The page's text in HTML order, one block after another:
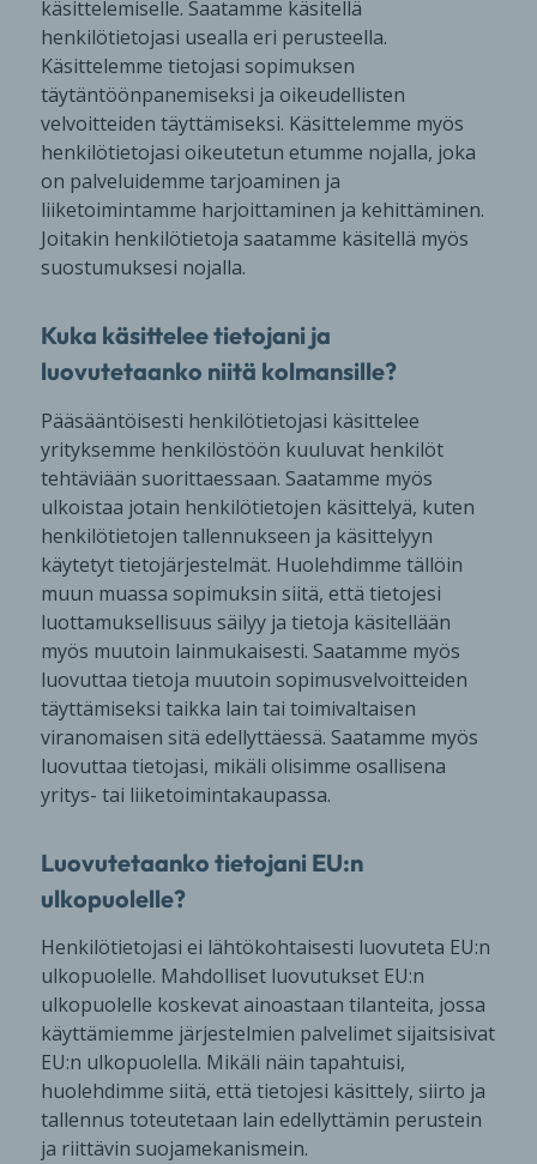
käsittelemiselle. Saatamme käsitellä
henkilötietojasi usealla eri perusteella.
Käsittelemme tietojasi sopimuksen
täytäntöönpanemiseksi ja oikeudellisten
velvoitteiden täyttämiseksi. Käsittelemme myös
henkilötietojasi oikeutetun etumme nojalla, joka
on palveluidemme tarjoaminen ja
liiketoimintamme harjoittaminen ja kehittäminen.
Joitakin henkilötietoja saatamme käsitellä myös
suostumuksesi nojalla.
Kuka käsittelee tietojani ja
luovutetaanko niitä kolmansille?
Pääsääntöisesti henkilötietojasi käsittelee
yrityksemme henkilöstöön kuuluvat henkilöt
tehtäviään suorittaessaan. Saatamme myös
ulkoistaa jotain henkilötietojen käsittelyä, kuten
henkilötietojen tallennukseen ja käsittelyyn
käytetyt tietojärjestelmät. Huolehdimme tällöin
muun muassa sopimuksin siitä, että tietojesi
luottamuksellisuus säilyy ja tietoja käsitellään
myös muutoin lainmukaisesti. Saatamme myös
luovuttaa tietoja muutoin sopimusvelvoitteiden
täyttämiseksi taikka lain tai toimivaltaisen
viranomaisen sitä edellyttäessä. Saatamme myös
luovuttaa tietojasi, mikäli olisimme osallisena
yritys- tai liiketoimintakaupassa.
Luovutetaanko tietojani EU:n
ulkopuolelle?
Henkilötietojasi ei lähtökohtaisesti luovuteta EU:n
ulkopuolelle. Mahdolliset luovutukset EU:n
ulkopuolelle koskevat ainoastaan tilanteita, jossa
käyttämiemme järjestelmien palvelimet sijaitsisivat
EU:n ulkopuolella. Mikäli näin tapahtuisi,
huolehdimme siitä, että tietojesi käsittely, siirto ja
tallennus toteutetaan lain edellyttämin perustein
ja riittävin suojamekanismein.